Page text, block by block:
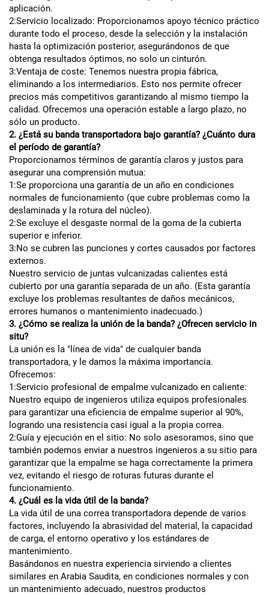
aplicación.
2:Servicio localizado: Proporcionamos apoyo técnico práctico
durante todo el proceso, desde la selección y la instalación
hasta la optimización posterior, asegurándonos de que
obtenga resultados óptimos, no solo un cinturón.
3:Ventaja de coste: Tenemos nuestra propia fábrica,
eliminando a los intermediarios. Esto nos permite ofrecer
precios más competitivos garantizando al mismo tiempo la
calidad. Ofrecemos una operación estable a largo plazo, no
sólo un producto.
2. ¿Está su banda transportadora bajo garantía? ¿Cuánto dura
el período de garantía?
Proporcionamos términos de garantía claros y justos para
asegurar una comprensión mutua:
1:Se proporciona una garantía de un año en condiciones
normales de funcionamiento (que cubre problemas como la
deslaminada y la rotura del núcleo).
2:Se excluye el desgaste normal de la goma de la cubierta
superior e inferior.
3:No se cubren las punciones y cortes causados por factores
externos.
Nuestro servicio de juntas vulcanizadas calientes está
cubierto por una garantía separada de un año. (Esta garantía
excluye los problemas resultantes de daños mecánicos,
errores humanos o mantenimiento inadecuado.)
3. ¿Cómo se realiza la unión de la banda? ¿Ofrecen servicio in
situ?
La unión es la "línea de vida" de cualquier banda
transportadora, y le damos la máxima importancia.
Ofrecemos:
1:Servicio profesional de empalme vulcanizado en caliente:
Nuestro equipo de ingenieros utiliza equipos profesionales
para garantizar una eficiencia de empalme superior al 90%,
logrando una resistencia casi igual a la propia correa.
2:Guía y ejecución en el sitio: No solo asesoramos, sino que
también podemos enviar a nuestros ingenieros a su sitio para
garantizar que la empalme se haga correctamente la primera
vez, evitando el riesgo de roturas futuras durante el
funcionamiento.
4. ¿Cuál es la vida útil de la banda?
La vida útil de una correa transportadora depende de varios
factores, incluyendo la abrasividad del material, la capacidad
de carga, el entorno operativo y los estándares de
mantenimiento.
Basándonos en nuestra experiencia sirviendo a clientes
similares en Arabia Saudita, en condiciones normales y con
un mantenimiento adecuado, nuestros productos